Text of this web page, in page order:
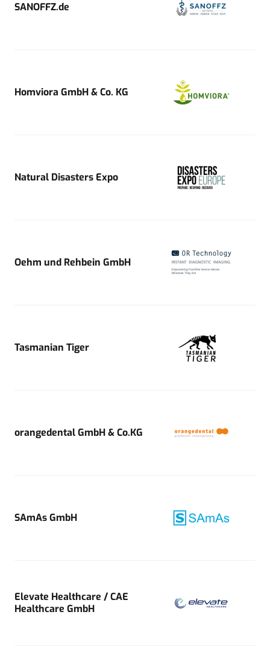
SANOFFZ.de
Homviora GmbH & Co. KG
Natural Disasters Expo
Oehm und Rehbein GmbH
Tasmanian Tiger
orangedental GmbH & Co.KG
SAmAs GmbH
Elevate Healthcare / CAE
Healthcare GmbH